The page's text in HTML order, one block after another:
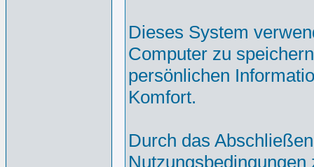
Dieses System
Computer zu
persönlichen
Komfort.
Durch das
Nutzungsbedingungen